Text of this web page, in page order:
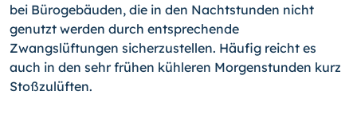
bei Bürogebäuden, die in den Nachtstunden nicht
genutzt werden durch entsprechende
Zwangslüftungen sicherzustellen. Häufig reicht es
auch in den sehr frühen kühleren Morgenstunden kurz
Stoßzulüften.